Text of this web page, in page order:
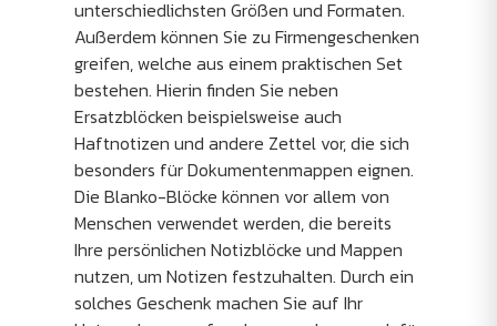
unterschiedlichsten Größen und Formaten.
Außerdem können Sie zu Firmengeschenken
greifen, welche aus einem praktischen Set
bestehen. Hierin finden Sie neben
Ersatzblöcken beispielsweise auch
Haftnotizen und andere Zettel vor, die sich
besonders für Dokumentenmappen eignen.
Die Blanko-Blöcke können vor allem von
Menschen verwendet werden, die bereits
Ihre persönlichen Notizblöcke und Mappen
nutzen, um Notizen festzuhalten. Durch ein
solches Geschenk machen Sie auf Ihr